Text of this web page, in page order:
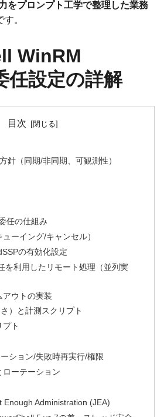
をプロンプト工学で整理した業務
す。
WinRM
任設定の詳解
目次
針（同期/非同期、可観測性）
任の仕組み
ーイング/キャンセル）
の有効化設定
を利用したリモート処理（並列実
アウトの実装
）と計測スクリプト
ト
ション/失敗時再実行/権限
ローテーション
Enough Administration (JEA)